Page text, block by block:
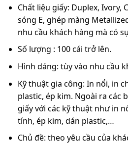
Chất liệu giấy: Duplex, Ivory,
sóng E, ghép màng
nhu cầu khách hàng mà có
Số lượng : 100 cái trở lên.
Hình dáng: tùy vào nhu cầu
Kỹ thuật gia công: In nổi, in
plastic, ép kim. Ngoài ra các
giấy với các kỹ thuật như in
tính, ép kim, dán plastic,…
Chủ đề: theo yêu cầu của